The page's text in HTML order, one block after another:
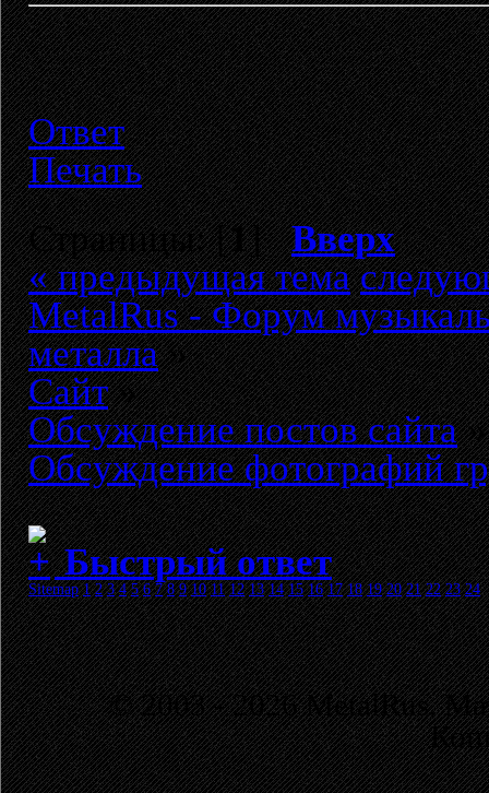
Ответ
Печать
Страницы: [1]Вверх
« предыдущая тема
MetalRus - Форум
металла»
Сайт»
Обсуждение постов сайта»
Обсуждение фотографий
Быстрый ответ
Sitemap 1 2 3 4 5 6 7 8 9 10 11 12 13 14 15 16 17 18 19 20 21 22 23 24
© 2003 - 2026 MetalRus.